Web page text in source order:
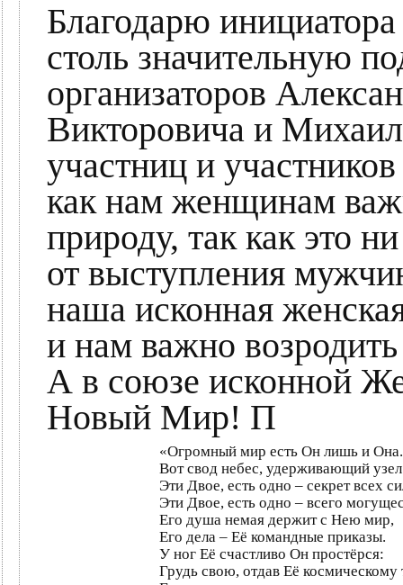
Благодарю
столь значительную
организаторов
Викторовича и
участниц и
как нам женщинам
природу, так как это
от выступления
наша исконная
и нам важно
А в союзе исконной
Новый Мир! П
«Огромный мир есть Он лишь и Она.
Вот свод небес, удерживающий
Эти Двое, есть одно – секрет всех
Эти Двое, есть одно – всего
Его душа немая держит с Нею мир,
Его дела – Её командные приказы.
У ног Её счастливо Он простёрся:
Грудь свою, отдав Её космическому